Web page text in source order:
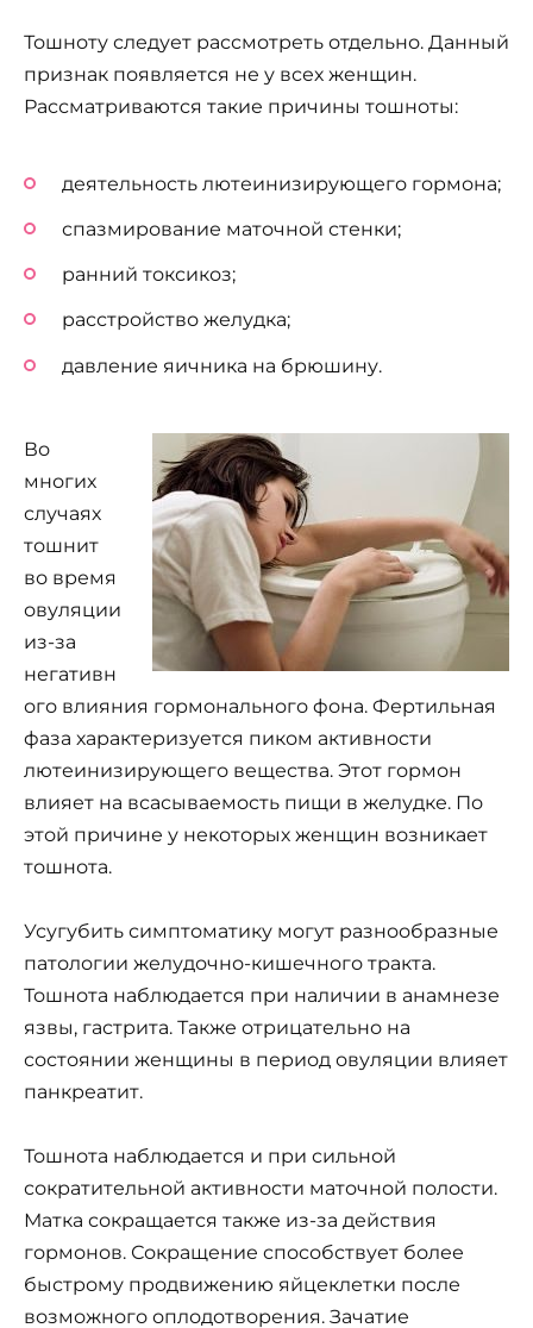
Тошноту следует рассмотреть отдельно. Данный
признак появляется не у всех женщин.
Рассматриваются такие причины тошноты:
деятельность лютеинизирующего гормона;
спазмирование маточной стенки;
ранний токсикоз;
расстройство желудка;
давление яичника на брюшину.
Во
многих
случаях
тошнит
во время
овуляции
из-за
негативн
ого влияния гормонального фона. Фертильная
фаза характеризуется пиком активности
лютеинизирующего вещества. Этот гормон
влияет на всасываемость пищи в желудке. По
этой причине у некоторых женщин возникает
тошнота.
Усугубить симптоматику могут разнообразные
патологии желудочно-кишечного тракта.
Тошнота наблюдается при наличии в анамнезе
язвы, гастрита. Также отрицательно на
состоянии женщины в период овуляции влияет
панкреатит.
Тошнота наблюдается и при сильной
сократительной активности маточной полости.
Матка сокращается также из-за действия
гормонов. Сокращение способствует более
быстрому продвижению яйцеклетки после
возможного оплодотворения. Зачатие